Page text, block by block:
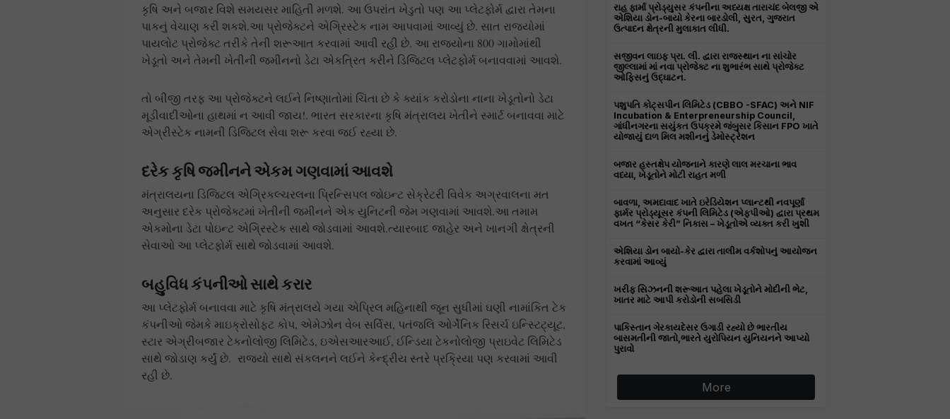
કૃષિ અને બજાર વિશે સમયસર માહિતી મળશે. આ ઉપરાંત ખેડુતો પણ આ પ્લેટફોર્મ દ્વારા તેમના
પાકનું વેચાણ કરી શકશે.આ પ્રોજેક્ટને એગ્રિસ્ટેક નામ આપવામાં આવ્યું છે. સાત રાજ્યોમાં
પાયલોટ પ્રોજેક્ટ તરીકે તેની શરૂઆત કરવામાં આવી રહી છે. આ રાજ્યોના 800 ગામોમાંથી
ખેડૂતો અને તેમની ખેતીની જમીનનો ડેટા એકત્રિત કરીને ડિજિટલ પ્લેટફોર્મ બનાવવામાં આવશે.
તો બીજી તરફ આ પ્રોજેક્ટને લઈને નિષ્ણાતોમાં ચિંતા છે કે ક્યાંક કરોડોના નાના ખેડૂતોનો ડેટા
મૂડીવાદીઓના હાથમાં ન આવી જાય!. ભારત સરકારના કૃષિ મંત્રાલય ખેતીને સ્માર્ટ બનાવવા માટે
એગ્રીસ્ટેક નામની ડિજિટલ સેવા શરૂ કરવા જઈ રહ્યા છે.
દરેક કૃષિ જમીનને એકમ ગણવામાં આવશે
મંત્રાલયના ડિજિટલ એગ્રિકલ્ચરલના પ્રિન્સિપલ જોઇન્ટ સેક્રેટરી વિવેક અગ્રવાલના મત
અનુસાર દરેક પ્રોજેક્ટમાં ખેતીની જમીનને એક યુનિટની જેમ ગણવામાં આવશે.આ તમામ
એકમોના ડેટા પોઇન્ટ એગ્રિસ્ટેક સાથે જોડવામાં આવશે.ત્યારબાદ જાહેર અને ખાનગી ક્ષેત્રની
સેવાઓ આ પ્લેટફોર્મ સાથે જોડવામાં આવશે.
બહુવિધ કંપનીઓ સાથે કરાર
આ પ્લેટફોર્મ બનાવવા માટે કૃષિ મંત્રાલયે ગયા એપ્રિલ મહિનાથી જૂન સુધીમાં ઘણી નામાંકિત ટેક
કંપનીઓ જેમકે માઇક્રોસોફ્ટ કોપ, એમેઝોન વેબ સર્વિસ, પતંજલિ ઓર્ગેનિક રિસર્ચ ઇન્સ્ટિટ્યૂટ,
સ્ટાર એગ્રીબજાર ટેકનોલોજી લિમિટેડ, ઇએસઆરઆઈ, ઈન્ડિયા ટેકનોલોજી પ્રાઇવેટ લિમિટેડ
સાથે જોડાણ કર્યું છે. રાજ્યો સાથે સંકલનને લઈને કેન્દ્રીય સ્તરે પ્રક્રિયા પણ કરવામાં આવી
રહી છે.
રાહ ફાર્મા પ્રોડ્યુસર કંપનીના અધ્યક્ષ તારાચંદ બેલજી એ
એશિયા ડોન-બાયો કેરના બારડોલી, સુરત, ગુજરાત
ઉત્પાદન ક્ષેત્રની મુલાકાત લીધી.
સજીવન લાઇફ પ્રા. લી. દ્વારા રાજસ્થાન ના સાંચોર
જીલ્લામાં માં નવા પ્રોજેક્ટ ના શુભારંભ સાથે પ્રોજેક્ટ
ઓફિસનું ઉદ્ઘાટન.
પશુપતિ કોટ્સપીન લિમિટેડ (CBBO -SFAC) અને NIF
Incubation & Enterpreneurship Council,
ગાંધીનગરના સયુંકત ઉપક્રમે જંબુસર કિસાન FPO ખાતે
યોજાયું દાળ મિલ મશીનનું ડેમોસ્ટ્રેશન
બજાર હસ્તક્ષેપ યોજનાને કારણે લાલ મરચાના ભાવ
વધ્યા, ખેડૂતોને મોટી રાહત મળી
બાવળા, અમદાવાદ ખાતે ઇરેડિયેશન પ્લાન્ટથી નવપૂર્ણા
ફાર્મર પ્રોડ્યૂસર કંપની લિમિટેડ (એફપીઓ) દ્વારા પ્રથમ
વખત “કેસર કેરી” નિકાસ – ખેડૂતોએ વ્યક્ત કરી ખુશી
એશિયા ડોન બાયો-કેર દ્વારા તાલીમ વર્કશોપનું આયોજન
કરવામાં આવ્યું
ખરીફ સિઝનની શરૂઆત પહેલા ખેડૂતોને મોદીની ભેટ,
ખાતર માટે આપી કરોડોની સબસિડી
પાકિસ્તાન ગેરકાયદેસર ઉગાડી રહ્યો છે ભારતીય
બાસમતીની જાતો,ભારતે યુરોપિયન યુનિયનને આપ્યો
પુરાવો
More